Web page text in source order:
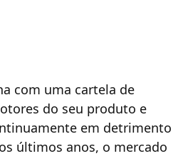
com uma cartela de
do seu produto e
em detrimento
últimos anos, o mercado